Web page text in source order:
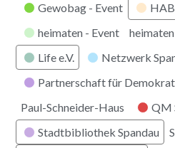
Gewobag - Event
heimaten - Event
Life e.V.
Netzwerk
Partnerschaft für
Paul-Schneider-Haus
QM
Stadtbibliothek Spandau